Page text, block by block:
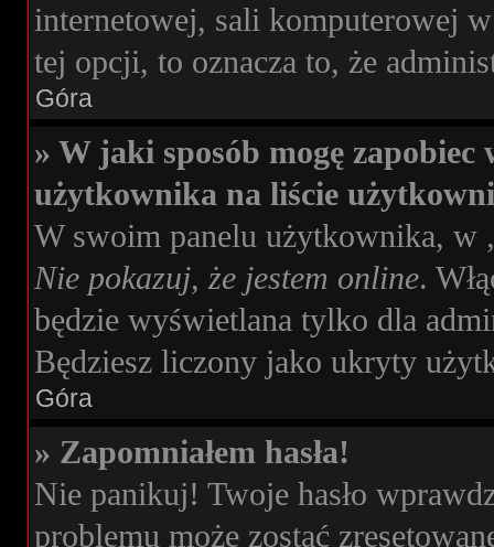
internetowej, sali komputerowej
tej opcji, to oznacza to, że
Góra
» W jaki sposób mogę
użytkownika na liście
W swoim panelu użytkownika, w
Nie pokazuj, że jestem online.
będzie wyświetlana tylko dla
Będziesz liczony jako ukryty
Góra
» Zapomniałem hasła!
Nie panikuj! Twoje hasło
problemu może zostać